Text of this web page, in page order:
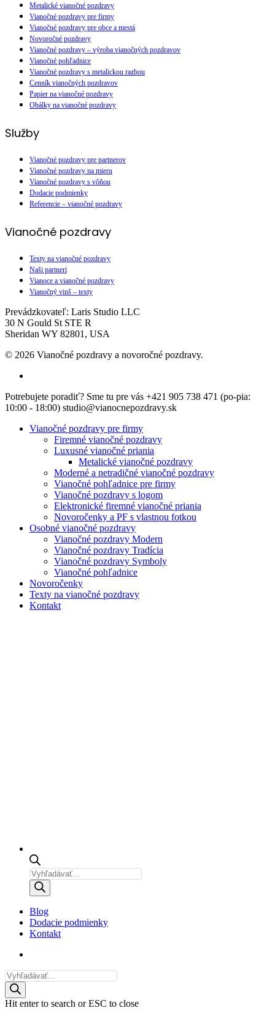
Metalické vianočné pozdravy
Vianočné pozdravy pre firmy
Vianočné pozdravy pre obce a mestá
Novoročné pozdravy
Vianočné pozdravy – výroba vianočných pozdravov
Vianočné pohľadnice
Vianočné pozdravy s metalickou razbou
Cenník vianočných pozdravov
Papier na vianočné pozdravy
Obálky na vianočné pozdravy
Služby
Vianočné pozdravy pre partnerov
Vianočné pozdravy na mieru
Vianočné pozdravy s vôňou
Dodacie podmienky
Referencie – vianočné pozdravy
Vianočné pozdravy
Texty na vianočné pozdravy
Naši partneri
Vianoce a vianočné pozdravy
Vianočný vinš – texty
Prevádzkovateľ: Laris Studio LLC
30 N Gould St STE R
Sheridan WY 82801, USA
© 2026 Vianočné pozdravy a novoročné pozdravy.
Close
Menu
Potrebujete poradiť? Sme tu pre vás +421 905 738 471 (po-pia:
10:00 - 18:00) studio@vianocnepozdravy.sk
Vianočné pozdravy pre firmy
Firemné vianočné pozdravy
Luxusné vianočné priania
Metalické vianočné pozdravy
Moderné a netradičné vianočné pozdravy
Vianočné pohľadnice pre firmy
Vianočné pozdravy s logom
Elektronické firemné vianočné priania
Novoročenky a PF s vlastnou fotkou
Osobné vianočné pozdravy
Vianočné pozdravy Modern
Vianočné pozdravy Tradícia
Vianočné pozdravy Symboly
Vianočné pohľadnice
Novoročenky
Texty na vianočné pozdravy
Kontakt
Products
search
Blog
Dodacie podmienky
Kontakt
Products
search
Hit enter to search or ESC to close